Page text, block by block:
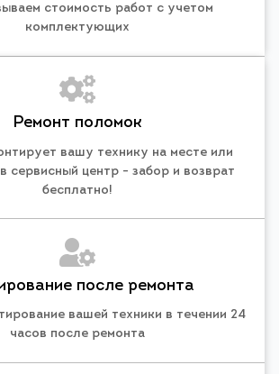
стоимость работ с учетом
комплектующих
Ремонт поломок
вашу технику на месте или
сервисный центр - забор и возврат
бесплатно!
после ремонта
вашей техники в течении 24
часов после ремонта